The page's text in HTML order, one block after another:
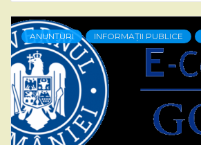
ANUNȚURI INFORMAȚII PUBLICE